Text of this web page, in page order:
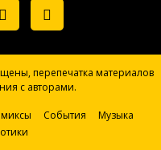
перепечатка материалов
с авторами.
События
Музыка